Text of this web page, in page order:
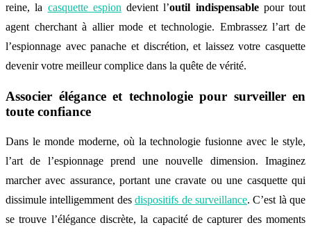
reine, la casquette espion devient l’outil indispensablepour tout
agent cherchant à allier mode et technologie. Embrassez l’art de
l’espionnage avec panache et discrétion, et laissez votre casquette
devenir votre meilleur complice dans la quête de vérité.
Associer élégance et technologie pour surveiller en
toute confiance
Dans le monde moderne, où la technologie fusionne avec le style,
l’art de l’espionnage prend une nouvelle dimension. Imaginez
marcher avec assurance, portant une cravate ou une casquette qui
dissimule intelligemment desdispositifs de surveillance. C’est là que
se trouve l’élégance discrète, la capacité de capturer des moments